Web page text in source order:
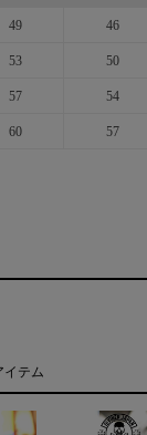
49 46
53 50
57 54
60 57
イテム